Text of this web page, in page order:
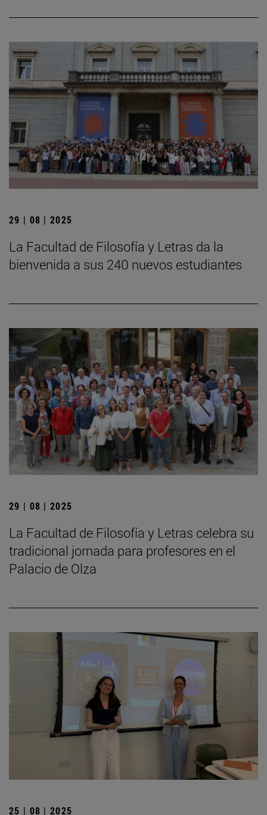
29 | 08 | 2025
La Facultad de Filosofía y Letras da la
bienvenida a sus 240 nuevos estudiantes
29 | 08 | 2025
La Facultad de Filosofía y Letras celebra su
tradicional jornada para profesores en el
Palacio de Olza
25 | 08 | 2025